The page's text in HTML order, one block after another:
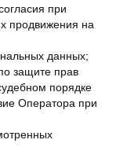
при
продвижения на
данных;
защите прав
порядке
Оператора при